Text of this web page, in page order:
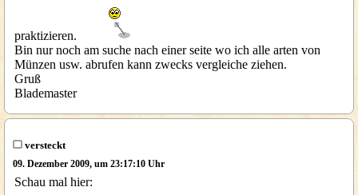
praktizieren.
Bin nur noch am suche nach einer seite wo ich alle arten von
Münzen usw. abrufen kann zwecks vergleiche ziehen.
Gruß
Blademaster
versteckt
09. Dezember 2009, um 23:17:10 Uhr
Schau mal hier: